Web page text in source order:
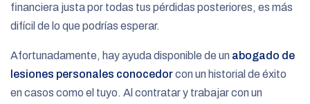
financiera justa por todas tus pérdidas posteriores, es más
difícil de lo que podrías esperar.
Afortunadamente, hay ayuda disponible de un abogado de
lesiones personales conocedorcon un historial de éxito
en casos como el tuyo. Al contratar y trabajar con un